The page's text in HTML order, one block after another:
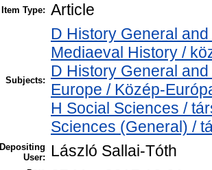
Item Type: Article
Subjects:
D History General
Mediaeval History /
D History General
Europe / Közép-
H Social Sciences /
Sciences (General) /
Depositing
User:
László Sallai-Tóth